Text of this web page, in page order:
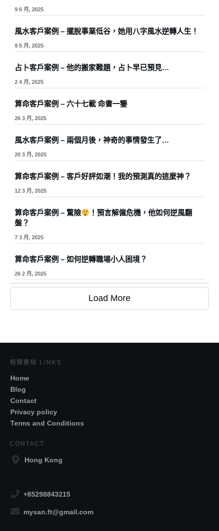
9 6 月, 2025
風水客戶案例 – 擺脫事業低谷，她用八字風水逆轉人生！
9 5 月, 2025
占卜客戶案例 – 他的搬家難題，占卜早已預見…
2 4 月, 2025
算命客戶案例 – 六十七載 命書一鑒
26 3 月, 2025
風水客戶案例 – 兩個月後，神奇的事情發生了…
20 3 月, 2025
算命客戶案例 – 客戶好評如潮！我的預測真的這麼神？
12 3 月, 2025
算命客戶案例 – 驚險
！預言解僱危機，他如何逆風翻
盤？
7 3 月, 2025
算命客戶案例 – 如何逆轉職場小人困境？
26 2 月, 2025
Load More
相關連結 LINKS
Home
Blog
Contact
Privacy policy
Terms and Conditions
CONTACT
Hong Kong
+85298843215
mysan.ft@gmail.com